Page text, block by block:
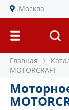
Москва
Главная
MOTORCRAFT